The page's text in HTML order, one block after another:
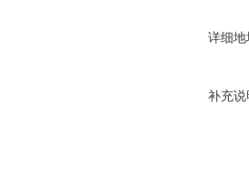
详细地
补充说